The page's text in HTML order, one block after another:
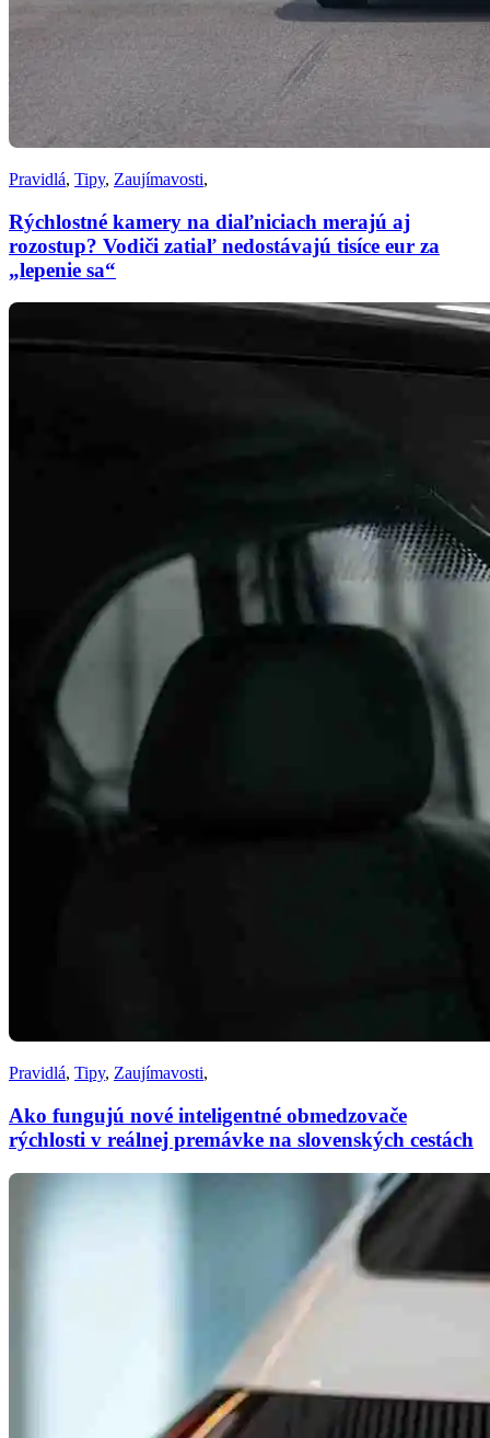
Pravidlá, Tipy, Zaujímavosti,
Rýchlostné kamery na diaľniciach merajú aj
rozostup? Vodiči zatiaľ nedostávajú tisíce eur za
„lepenie sa“
Pravidlá, Tipy, Zaujímavosti,
Ako fungujú nové inteligentné obmedzovače
rýchlosti v reálnej premávke na slovenských cestách